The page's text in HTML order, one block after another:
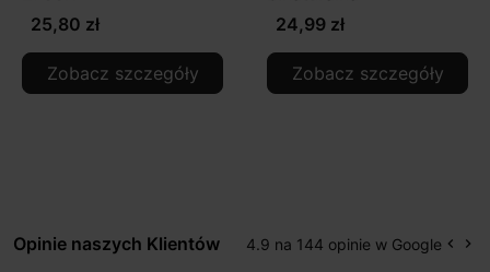
25,80 zł
Zobacz szczegóły
24,99 zł
Zobacz szczegóły
Opinie naszych Klientów 4.9 na 144 opinie w Google keyboard_arrow_left keyboard_arrow_right